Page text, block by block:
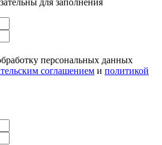
персональных данных
соглашением и политикой